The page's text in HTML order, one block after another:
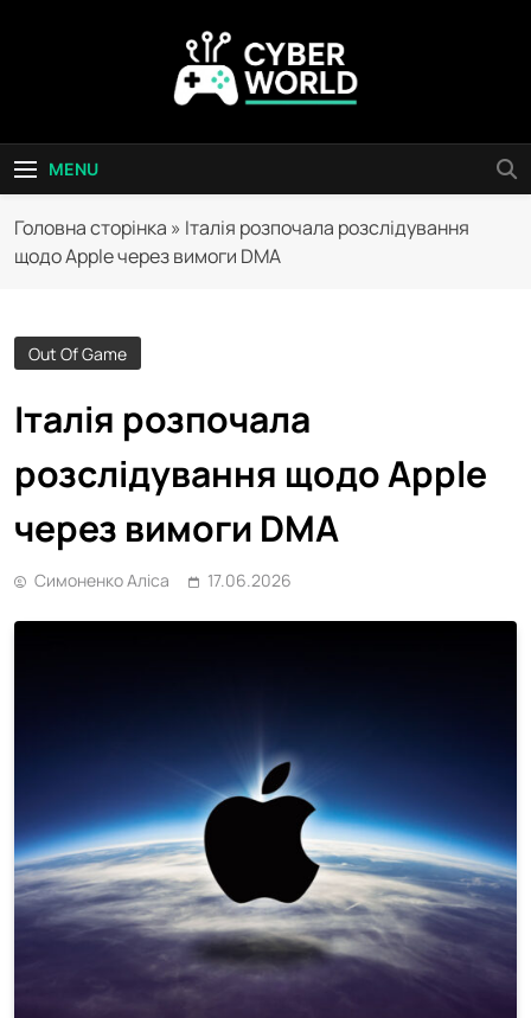
Сyber World
MENU
Головна сторінка » Італія розпочала розслідування
щодо Apple через вимоги DMA
Out Of Game
Італія розпочала
розслідування щодо Apple
через вимоги DMA
Симоненко Аліса 17.06.2026